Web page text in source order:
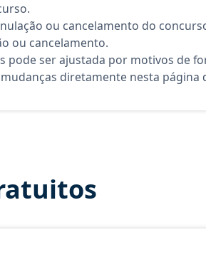
ou cancelamento do
ou cancelamento.
ser ajustada por motivos de
diretamente nesta página